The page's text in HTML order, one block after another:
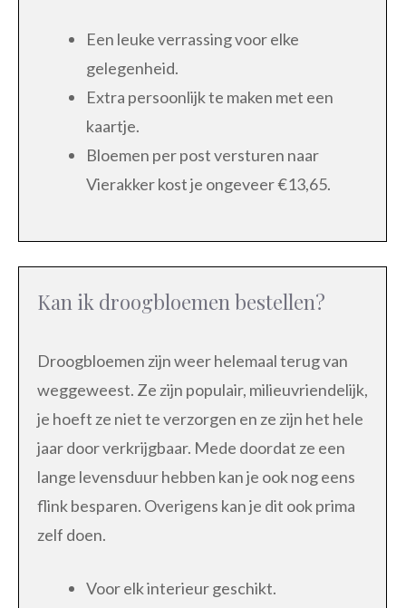
Een leuke verrassing voor elke
gelegenheid.
Extra persoonlijk te maken met een
kaartje.
Bloemen per post versturen naar
Vierakker kost je ongeveer €13,65.
Kan ik droogbloemen bestellen?
Droogbloemen zijn weer helemaal terug van
weggeweest. Ze zijn populair, milieuvriendelijk,
je hoeft ze niet te verzorgen en ze zijn het hele
jaar door verkrijgbaar. Mede doordat ze een
lange levensduur hebben kan je ook nog eens
flink besparen. Overigens kan je dit ook prima
zelf doen.
Voor elk interieur geschikt.